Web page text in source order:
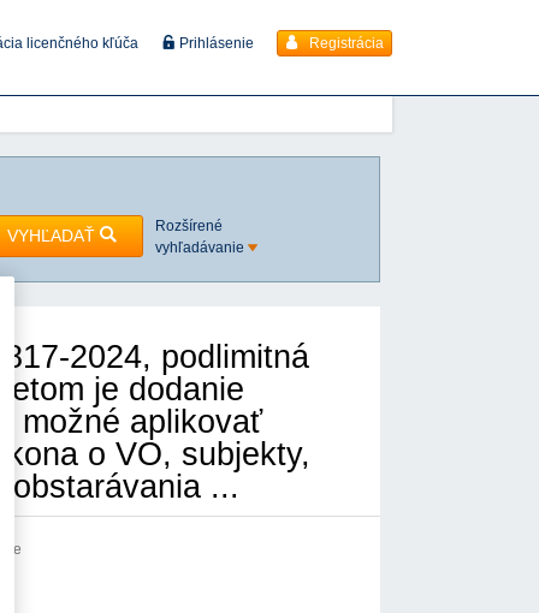
licenčného kľúča Prihlásenie Registrácia
VYHĽADAŤ
Rozšírené
vyhľadávanie
2024, podlimitná
je dodanie
možné aplikovať
o VO, subjekty,
...